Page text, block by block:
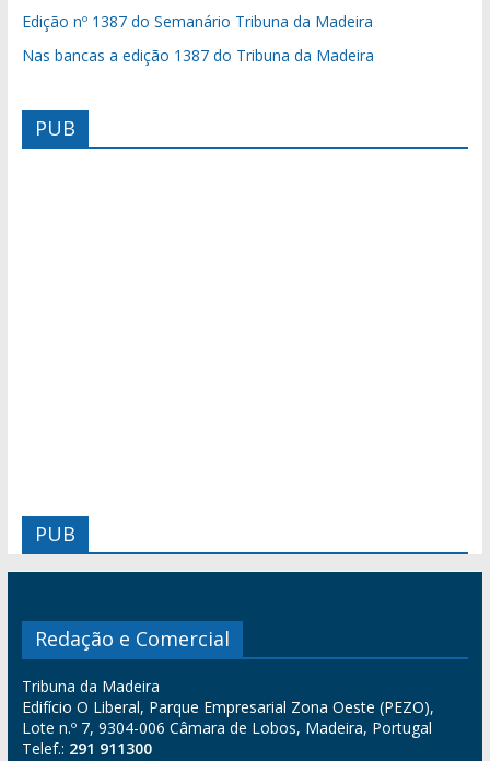
Edição nº 1387 do Semanário Tribuna da Madeira
Nas bancas a edição 1387 do Tribuna da Madeira
PUB
PUB
Redação e Comercial
Tribuna da Madeira
Edifício O Liberal, Parque Empresarial Zona Oeste (PEZO),
Lote n.º 7, 9304-006 Câmara de Lobos, Madeira, Portugal
Telef.: 291 911300